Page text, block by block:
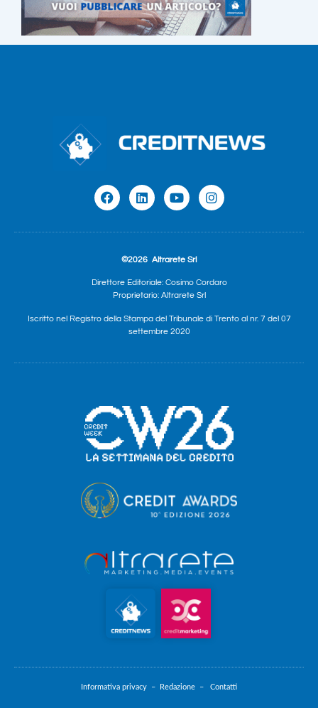
©2026 Altrarete Srl
Direttore Editoriale: Cosimo Cordaro
Proprietario: Altrarete Srl
Iscritto nel Registro della Stampa del Tribunale di Trento al nr. 7 del 07
settembre 2020
Informativa privacy – Redazione – Contatti